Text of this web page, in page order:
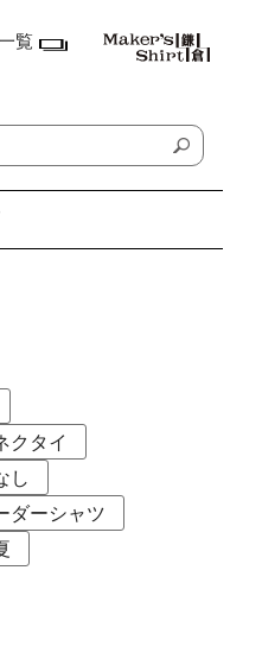
覧
洲店
クタイ
し
ダーシャツ